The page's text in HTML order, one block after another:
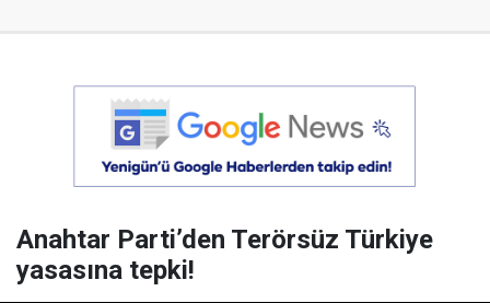
Anahtar Parti’den Terörsüz Türkiye
yasasına tepki!